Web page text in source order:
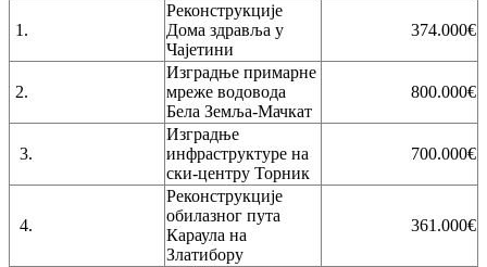
Портал Е-управа
Водич кроз локалну управу
Виртуелни матичар
1.
Реконструкције
Дома здравља у
Чајетини
374.000€
2.
Изградње примарне
мреже водовода
Бела Земља-Мачкат
800.000€
3.
Изградње
инфраструктуре на
ски-центру Торник
700.000€
4.
Реконструкције
обилазног пута
Караула на
Златибору
361.000€